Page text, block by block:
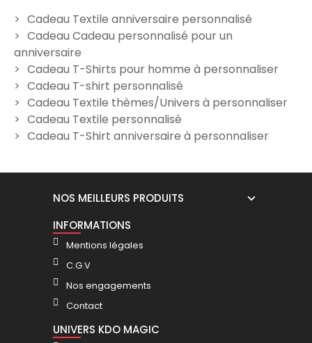
Tee Shirt homme "Motards"
19,90 €
T-Shirt Homme
Bouteille de Vin"
19,90 €
Cadeau Textile anniversaire personnalisé
Cadeau Cadeau personnalisé pour un
anniversaire
Cadeau T-Shirts pour homme à personnaliser
Cadeau T-shirt personnalisé
Cadeau Textile thèmes/Univers à personnaliser
Cadeau Textile personnalisé
Cadeau T-Shirt anniversaire à personnaliser
NOS MEILLEURS PRODUITS
INFORMATIONS
Mentions légales
C.G.V
Nos engagements
Contact
UNIVERS KDO MAGIC